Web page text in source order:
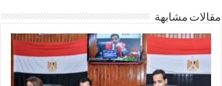
مقالات مشابهة